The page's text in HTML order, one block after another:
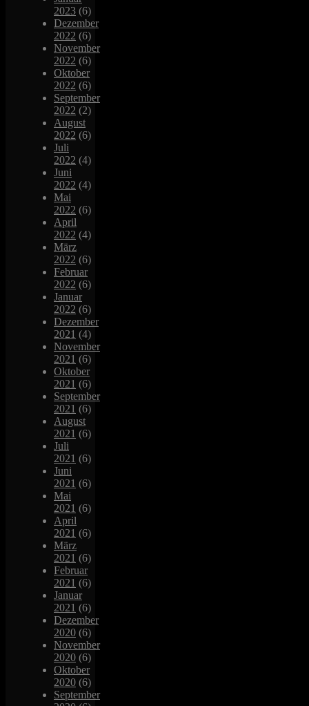
2023 (6)
Dezember
2022 (6)
November
2022 (6)
Oktober
2022 (6)
September
2022 (2)
August
2022 (6)
Juli
2022 (4)
Juni
2022 (4)
Mai
2022 (6)
April
2022 (4)
März
2022 (6)
Februar
2022 (6)
Januar
2022 (6)
Dezember
2021 (4)
November
2021 (6)
Oktober
2021 (6)
September
2021 (6)
August
2021 (6)
Juli
2021 (6)
Juni
2021 (6)
Mai
2021 (6)
April
2021 (6)
März
2021 (6)
Februar
2021 (6)
Januar
2021 (6)
Dezember
2020 (6)
November
2020 (6)
Oktober
2020 (6)
September